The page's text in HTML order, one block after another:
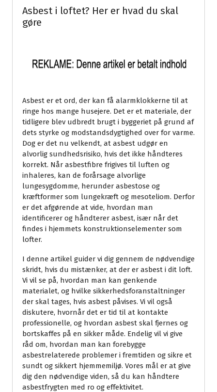
Asbest i loftet? Her er hvad du skal
gøre
Asbest er et ord, der kan få alarmklokkerne til at
ringe hos mange husejere. Det er et materiale, der
tidligere blev udbredt brugt i byggeriet på grund af
dets styrke og modstandsdygtighed over for varme.
Dog er det nu velkendt, at asbest udgør en
alvorlig sundhedsrisiko, hvis det ikke håndteres
korrekt. Når asbestfibre frigives til luften og
inhaleres, kan de forårsage alvorlige
lungesygdomme, herunder asbestose og
kræftformer som lungekræft og mesoteliom. Derfor
er det afgørende at vide, hvordan man
identificerer og håndterer asbest, især når det
findes i hjemmets konstruktionselementer som
lofter.
I denne artikel guider vi dig gennem de nødvendige
skridt, hvis du mistænker, at der er asbest i dit loft.
Vi vil se på, hvordan man kan genkende
materialet, og hvilke sikkerhedsforanstaltninger
der skal tages, hvis asbest påvises. Vi vil også
diskutere, hvornår det er tid til at kontakte
professionelle, og hvordan asbest skal fjernes og
bortskaffes på en sikker måde. Endelig vil vi give
råd om, hvordan man kan forebygge
asbestrelaterede problemer i fremtiden og sikre et
sundt og sikkert hjemmemiljø. Vores mål er at give
dig den nødvendige viden, så du kan håndtere
asbestfrygten med ro og effektivitet.